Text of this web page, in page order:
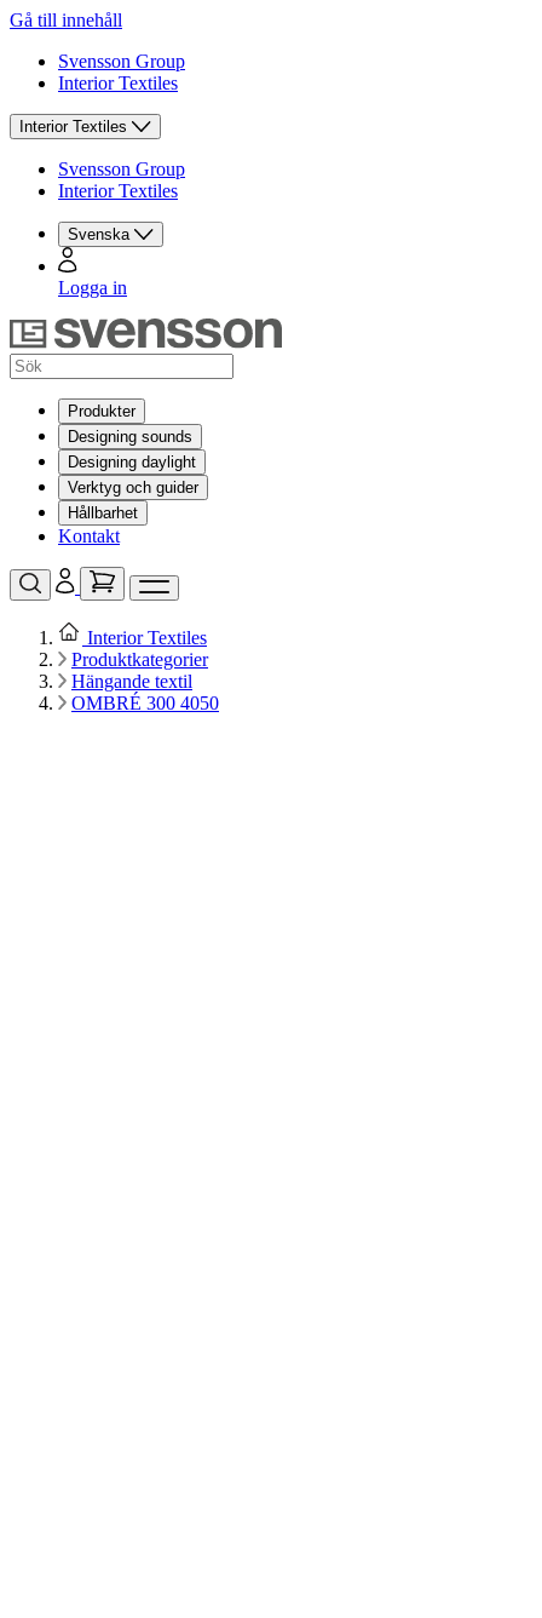
Gå till innehåll
Svensson Group
Interior Textiles
Interior Textiles
Svensson Group
Interior Textiles
Svenska
Logga in
Produkter
Designing sounds
Designing daylight
Verktyg och guider
Hållbarhet
Kontakt
Interior Textiles
Produktkategorier
Hängande textil
OMBRÉ 300 4050